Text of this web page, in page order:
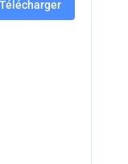
Télécharger